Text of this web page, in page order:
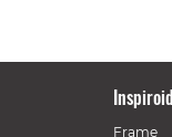
Frame